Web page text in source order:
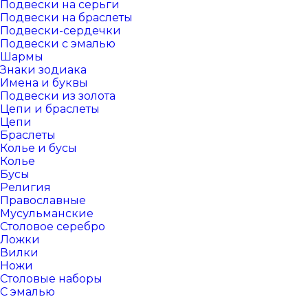
Подвески на серьги
Подвески на браслеты
Подвески-сердечки
Подвески с эмалью
Шармы
Знаки зодиака
Имена и буквы
Подвески из золота
Цепи и браслеты
Цепи
Браслеты
Колье и бусы
Колье
Бусы
Религия
Православные
Мусульманские
Столовое серебро
Ложки
Вилки
Ножи
Столовые наборы
С эмалью